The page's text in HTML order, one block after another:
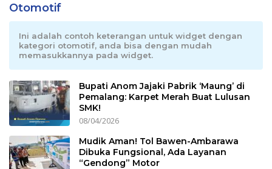
Otomotif
Ini adalah contoh keterangan untuk widget dengan
kategori otomotif, anda bisa dengan mudah
memasukkannya pada widget.
Bupati Anom Jajaki Pabrik ‘Maung’ di
Pemalang: Karpet Merah Buat Lulusan
SMK!
08/04/2026
Mudik Aman! Tol Bawen-Ambarawa
Dibuka Fungsional, Ada Layanan
“Gendong” Motor